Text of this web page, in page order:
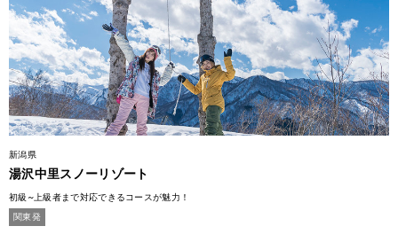
新潟県
湯沢中里スノーリゾート
初級~上級者まで対応できるコースが魅力！
関東発